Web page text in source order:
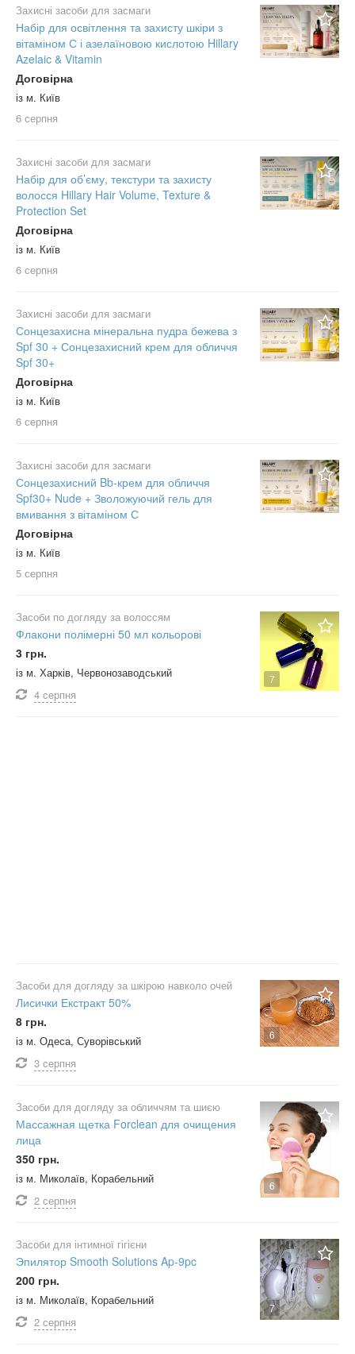
Захисні засоби для засмаги
Набір для освітлення та захисту шкіри з
вітаміном С і азелаїновою кислотою Hillary
Azelaic & Vitamin
Договірна
із м. Київ
6 серпня
Захисні засоби для засмаги
Набір для об’єму, текстури та захисту
волосся Hillary Hair Volume, Texture &
Protection Set
Договірна
із м. Київ
6 серпня
Захисні засоби для засмаги
Сонцезахисна мінеральна пудра бежева з
Spf 30 + Сонцезахисний крем для обличчя
Spf 30+
Договірна
із м. Київ
6 серпня
Захисні засоби для засмаги
Сонцезахисний Bb-крем для обличчя
Spf30+ Nude + Зволожуючий гель для
вмивання з вітаміном С
Договірна
із м. Київ
5 серпня
7
Засоби по догляду за волоссям
Флакони полімерні 50 мл кольорові
3 грн.
із м. Харків, Червонозаводський
4 серпня
6
Засоби для догляду за шкірою навколо очей
Лисички Екстракт 50%
8 грн.
із м. Одеса, Суворівський
3 серпня
6
Засоби для догляду за обличчям та шиєю
Массажная щетка Forclean для очищения
лица
350 грн.
із м. Миколаїв, Корабельний
2 серпня
7
Засоби для інтимної гігієни
Эпилятор Smooth Solutions Ap-9pc
200 грн.
із м. Миколаїв, Корабельний
2 серпня